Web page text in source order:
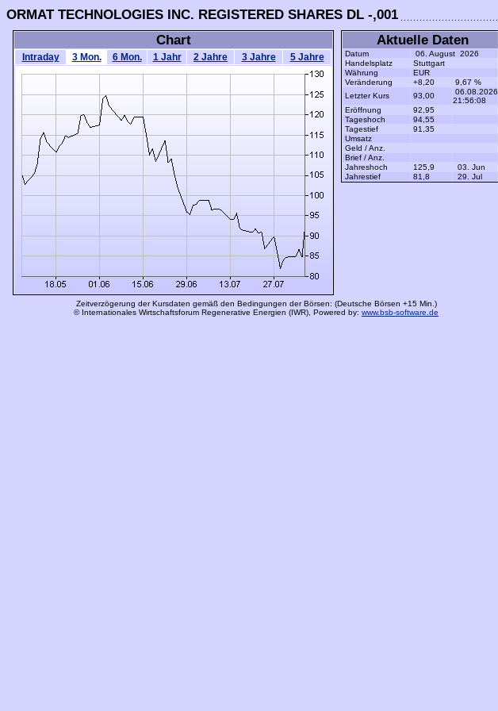
ORMAT TECHNOLOGIES INC. REGISTERED SHARES DL -,001
Chart
Intraday 3 Mon. 6 Mon. 1 Jahr 2 Jahre 3 Jahre 5 Jahre
Aktuelle Daten
Datum
06. August 2026
Handelsplatz
Stuttgart
Währung
EUR
Veränderung
+8,20
9,67 %
Letzter Kurs
93,00
06.08.2026
21:56:08
Eröffnung
92,95
Tageshoch
94,55
Tagestief
91,35
Umsatz
Geld / Anz.
Brief / Anz.
Jahreshoch
125,9
03. Jun
Jahrestief
81,8 29. Jul
Zeitverzögerung der Kursdaten gemäß den Bedingungen der Börsen: (Deutsche Börsen +15 Min.)
© Internationales Wirtschaftsforum Regenerative Energien (IWR), Powered by: www.bsb-software.de